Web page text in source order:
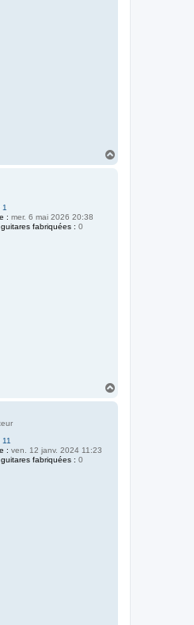
1
: mer. 6 mai 2026 20:38
fabriquées : 0
11
: ven. 12 janv. 2024 11:23
fabriquées : 0